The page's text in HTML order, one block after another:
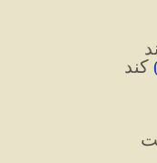
کند